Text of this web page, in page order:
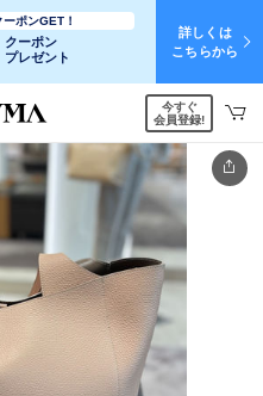
ポンGET！
クーポン
プレゼント
詳しくは
こちらから
今すぐ
会員登録!